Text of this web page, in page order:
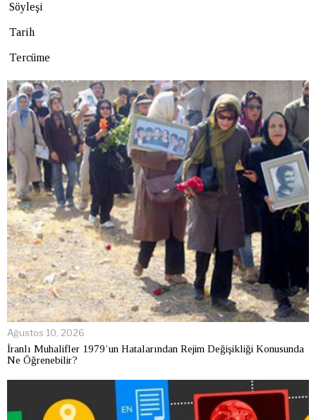
Söyleşi
Tarih
Tercüme
Ağustos 10, 2026
İranlı Muhalifler 1979’un Hatalarından Rejim Değişikliği Konusunda
Ne Öğrenebilir?